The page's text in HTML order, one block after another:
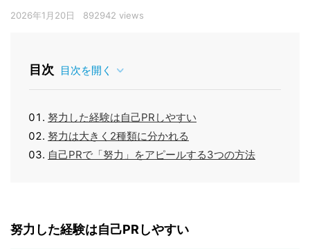
2026年1月20日 892942 views
目次 目次を開く
努力した経験は自己PRしやすい
努力は大きく2種類に分かれる
自己PRで「努力」をアピールする3つの方法
努力した経験は自己PRしやすい